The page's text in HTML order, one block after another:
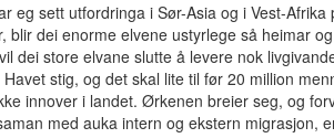
eg sett utfordringa i Sør-Asia og i Vest-
blir dei enorme elvene ustyrlege så heimar
dei store elvane slutte å levere nok
stig, og det skal lite til før 20 million
innover i landet. Ørkenen breier seg, og
med auka intern og ekstern migrasjon,